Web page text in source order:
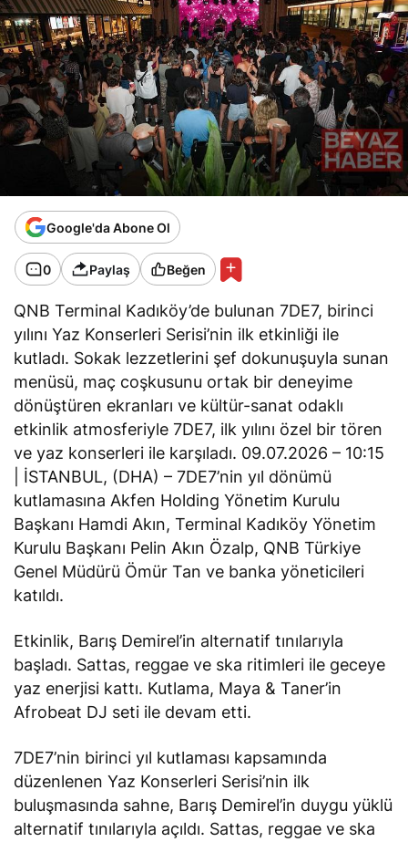
Google'da Abone Ol
0 Paylaş Beğen
QNB Terminal Kadıköy’de bulunan 7DE7, birinci
yılını Yaz Konserleri Serisi’nin ilk etkinliği ile
kutladı. Sokak lezzetlerini şef dokunuşuyla sunan
menüsü, maç coşkusunu ortak bir deneyime
dönüştüren ekranları ve kültür-sanat odaklı
etkinlik atmosferiyle 7DE7, ilk yılını özel bir tören
ve yaz konserleri ile karşıladı. 09.07.2026 – 10:15
| İSTANBUL, (DHA) – 7DE7’nin yıl dönümü
kutlamasına Akfen Holding Yönetim Kurulu
Başkanı Hamdi Akın, Terminal Kadıköy Yönetim
Kurulu Başkanı Pelin Akın Özalp, QNB Türkiye
Genel Müdürü Ömür Tan ve banka yöneticileri
katıldı.
Etkinlik, Barış Demirel’in alternatif tınılarıyla
başladı. Sattas, reggae ve ska ritimleri ile geceye
yaz enerjisi kattı. Kutlama, Maya & Taner’in
Afrobeat DJ seti ile devam etti.
7DE7’nin birinci yıl kutlaması kapsamında
düzenlenen Yaz Konserleri Serisi’nin ilk
buluşmasında sahne, Barış Demirel’in duygu yüklü
alternatif tınılarıyla açıldı. Sattas, reggae ve ska